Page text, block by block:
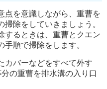
点を意識しながら、重曹を
除をしていきましょう。
するときは、重曹とクエン
順で掃除をします。
カバーなどをすべて外す
の重曹を排水溝の入り口